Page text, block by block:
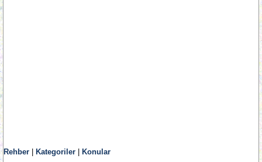
Rehber Kategoriler Konular